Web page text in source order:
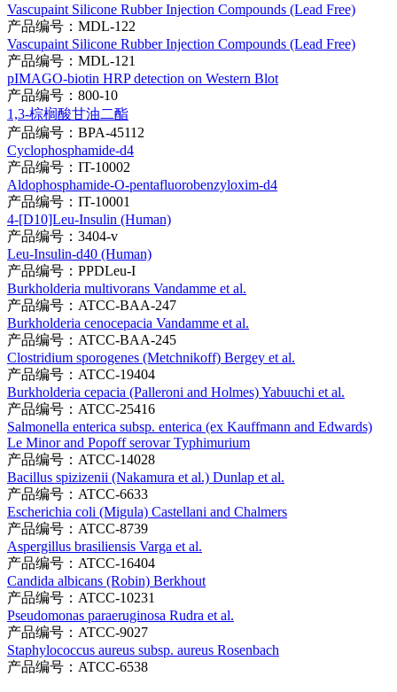
Vascupaint Silicone Rubber Injection Compounds (Lead Free)
产品编号：MDL-122
Vascupaint Silicone Rubber Injection Compounds (Lead Free)
产品编号：MDL-121
pIMAGO-biotin HRP detection on Western Blot
产品编号：800-10
1,3-棕榈酸甘油二酯
产品编号：BPA-45112
Cyclophosphamide-d4
产品编号：IT-10002
Aldophosphamide-O-pentafluorobenzyloxim-d4
产品编号：IT-10001
4-[D10]Leu-Insulin (Human)
产品编号：3404-v
Leu-Insulin-d40 (Human)
产品编号：PPDLeu-I
Burkholderia multivorans Vandamme et al.
产品编号：ATCC-BAA-247
Burkholderia cenocepacia Vandamme et al.
产品编号：ATCC-BAA-245
Clostridium sporogenes (Metchnikoff) Bergey et al.
产品编号：ATCC-19404
Burkholderia cepacia (Palleroni and Holmes) Yabuuchi et al.
产品编号：ATCC-25416
Salmonella enterica subsp. enterica (ex Kauffmann and Edwards)
Le Minor and Popoff serovar Typhimurium
产品编号：ATCC-14028
Bacillus spizizenii (Nakamura et al.) Dunlap et al.
产品编号：ATCC-6633
Escherichia coli (Migula) Castellani and Chalmers
产品编号：ATCC-8739
Aspergillus brasiliensis Varga et al.
产品编号：ATCC-16404
Candida albicans (Robin) Berkhout
产品编号：ATCC-10231
Pseudomonas paraeruginosa Rudra et al.
产品编号：ATCC-9027
Staphylococcus aureus subsp. aureus Rosenbach
产品编号：ATCC-6538